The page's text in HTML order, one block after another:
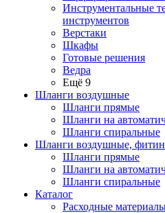
Инструментальные
инструментов
Верстаки
Шкафы
Готовые решения
Ведра
Ещё 9
Шланги воздушные
Шланги прямые
Шланги на
Шланги спиральные
Шланги воздушные,
Шланги прямые
Шланги на
Шланги спиральные
Каталог
Расходные